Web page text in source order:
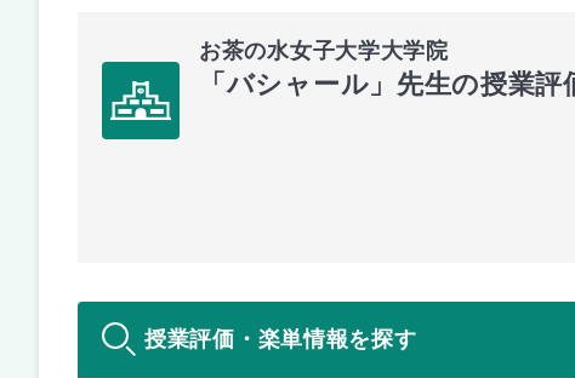
お茶の水女子大学大学院
「バシャール」先生の授業評
授業評価・楽単情報を探す